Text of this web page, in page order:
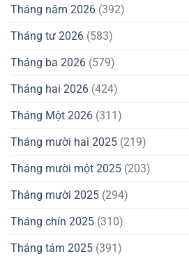
Tháng năm 2026 (392)
Tháng tư 2026 (583)
Tháng ba 2026 (579)
Tháng hai 2026 (424)
Tháng Một 2026 (311)
Tháng mười hai 2025 (219)
Tháng mười một 2025 (203)
Tháng mười 2025 (294)
Tháng chín 2025 (310)
Tháng tám 2025 (391)